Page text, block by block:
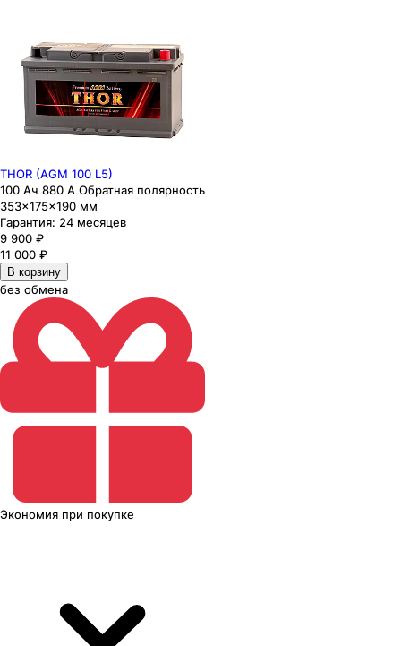
THOR (AGM 100 L5)
100 Ач 880 А Обратная полярность
353×175×190 мм
Гарантия: 24 месяцев
9 900 ₽
11 000 ₽
В корзину
без обмена
Экономия при покупке